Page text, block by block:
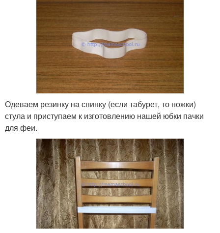
Одеваем резинку на спинку (если табурет, то ножки)
стула и приступаем к изготовлению нашей юбки пачки
для феи.